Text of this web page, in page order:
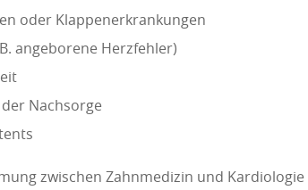
oder Klappenerkrankungen
angeborene Herzfehler)
Nachsorge
zwischen Zahnmedizin und Kardiologie